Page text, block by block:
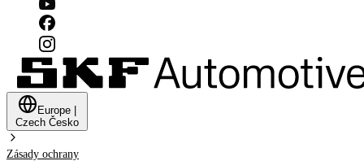
Europe
Czech Česko
Zásady ochrany